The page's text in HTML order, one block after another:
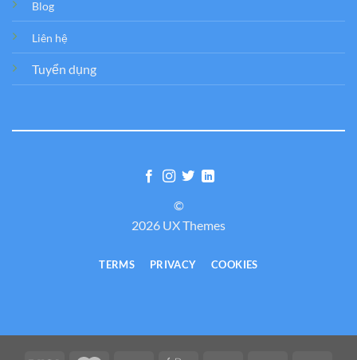
Blog
Liên hệ
Tuyển dụng
©
2026 UX Themes
TERMS PRIVACY COOKIES